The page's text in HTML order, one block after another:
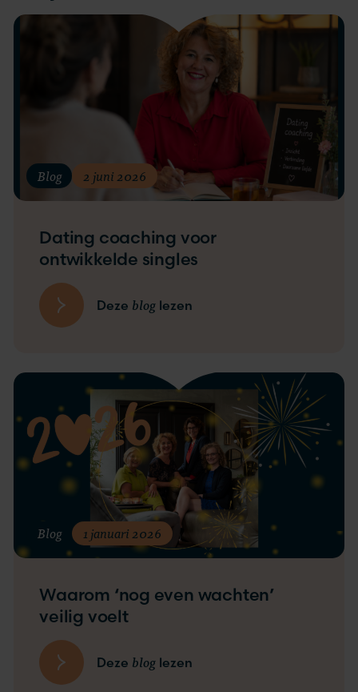
Blog 2 juni 2026
Dating coaching voor
ontwikkelde singles
Deze blog lezen
Blog 1 januari 2026
Waarom ‘nog even wachten’
veilig voelt
Deze blog lezen